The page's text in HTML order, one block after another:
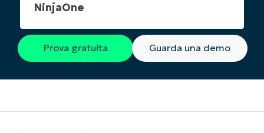
NinjaOne
Prova gratuita Guarda una demo